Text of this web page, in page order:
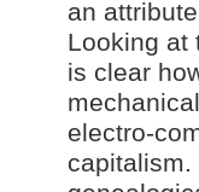
an
Looking at
is clear
electro-